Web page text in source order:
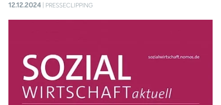
12.12.2024 | PRESSECLIPPING